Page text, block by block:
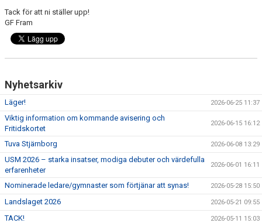
Tack för att ni ställer upp!
GF Fram
Nyhetsarkiv
Läger! 2026-06-25 11:37
Viktig information om kommande avisering och
Fritidskortet
2026-06-15 16:12
Tuva Stjärnborg 2026-06-08 13:29
USM 2026 – starka insatser, modiga debuter och värdefulla
erfarenheter
2026-06-01 16:11
Nominerade ledare/gymnaster som förtjänar att synas! 2026-05-28 15:50
Landslaget 2026 2026-05-21 09:55
TACK! 2026-05-11 15:03